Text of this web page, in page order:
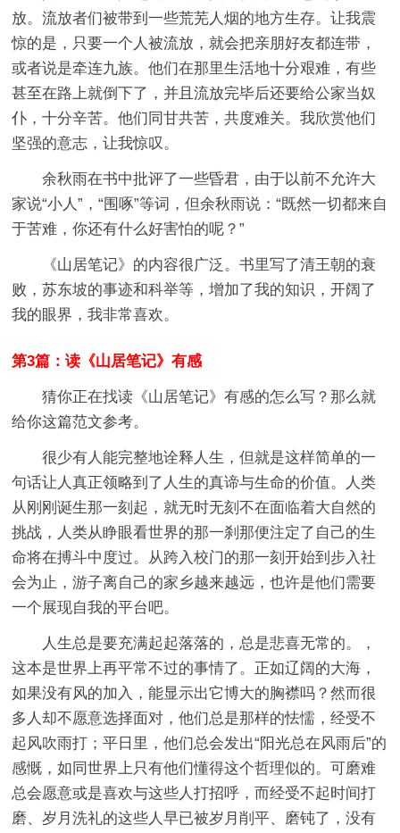
放。流放者们被带到一些荒芜人烟的地方生存。让我震
惊的是，只要一个人被流放，就会把亲朋好友都连带，
或者说是牵连九族。他们在那里生活地十分艰难，有些
甚至在路上就倒下了，并且流放完毕后还要给公家当奴
仆，十分辛苦。他们同甘共苦，共度难关。我欣赏他们
坚强的意志，让我惊叹。
余秋雨在书中批评了一些昏君，由于以前不允许大
家说“小人”，“围啄”等词，但余秋雨说：“既然一切都来自
于苦难，你还有什么好害怕的呢？”
《山居笔记》的内容很广泛。书里写了清王朝的衰
败，苏东坡的事迹和科举等，增加了我的知识，开阔了
我的眼界，我非常喜欢。
第3篇：读《山居笔记》有感
猜你正在找读《山居笔记》有感的怎么写？那么就
给你这篇范文参考。
很少有人能完整地诠释人生，但就是这样简单的一
句话让人真正领略到了人生的真谛与生命的价值。人类
从刚刚诞生那一刻起，就无时无刻不在面临着大自然的
挑战，人类从睁眼看世界的那一刹那便注定了自己的生
命将在搏斗中度过。从跨入校门的那一刻开始到步入社
会为止，游子离自己的家乡越来越远，也许是他们需要
一个展现自我的平台吧。
人生总是要充满起起落落的，总是悲喜无常的。，
这本是世界上再平常不过的事情了。正如辽阔的大海，
如果没有风的加入，能显示出它博大的胸襟吗？然而很
多人却不愿意选择面对，他们总是那样的怯懦，经受不
起风吹雨打；平日里，他们总会发出“阳光总在风雨后”的
感慨，如同世界上只有他们懂得这个哲理似的。可磨难
总会愿意或是喜欢与这些人打招呼，而经受不起时间打
磨、岁月洗礼的这些人早已被岁月削平、磨钝了，没有